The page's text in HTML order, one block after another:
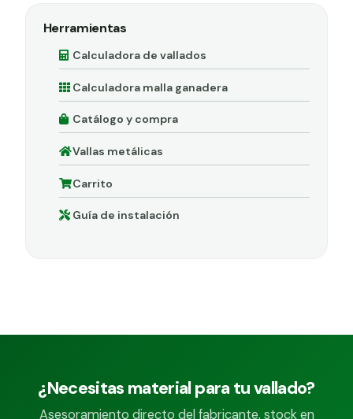
Herramientas
Calculadora de vallados
Calculadora malla ganadera
Catálogo y compra
Vallas metálicas
Carrito
Guía de instalación
¿Necesitas material para tu vallado?
Asesoramiento directo del fabricante, stock en